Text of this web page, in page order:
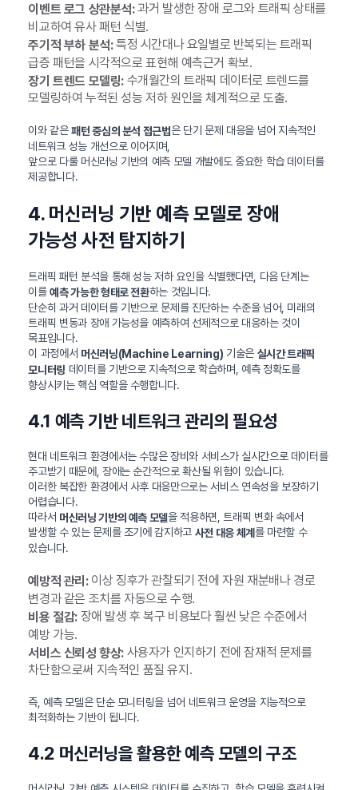
이벤트 로그 상관분석:과거 발생한 장애 로그와 트래픽 상태를
비교하여 유사 패턴 식별.
주기적 부하 분석:특정 시간대나 요일별로 반복되는 트래픽
급증 패턴을 시각적으로 표현해 예측근거 확보.
장기 트렌드 모델링:수개월간의 트래픽 데이터로 트렌드를
모델링하여 누적된 성능 저하 원인을 체계적으로 도출.
이와 같은패턴 중심의 분석 접근법은 단기 문제 대응을 넘어 지속적인
네트워크 성능 개선으로 이어지며,
앞으로 다룰 머신러닝 기반의 예측 모델 개발에도 중요한 학습 데이터를
제공합니다.
4. 머신러닝 기반 예측 모델로 장애
가능성 사전 탐지하기
트래픽 패턴 분석을 통해 성능 저하 요인을 식별했다면, 다음 단계는
이를예측 가능한 형태로 전환하는 것입니다.
단순히 과거 데이터를 기반으로 문제를 진단하는 수준을 넘어, 미래의
트래픽 변동과 장애 가능성을 예측하여 선제적으로 대응하는 것이
목표입니다.
이 과정에서 머신러닝(Machine Learning) 기술은 실시간 트래픽
모니터링 데이터를 기반으로 지속적으로 학습하며, 예측 정확도를
향상시키는 핵심 역할을 수행합니다.
4.1 예측 기반 네트워크 관리의 필요성
현대 네트워크 환경에서는 수많은 장비와 서비스가 실시간으로 데이터를
주고받기 때문에, 장애는 순간적으로 확산될 위험이 있습니다.
이러한 복잡한 환경에서 사후 대응만으로는 서비스 연속성을 보장하기
어렵습니다.
따라서 머신러닝 기반의 예측 모델을 적용하면, 트래픽 변화 속에서
발생할 수 있는 문제를 조기에 감지하고 사전 대응 체계 를 마련할 수
있습니다.
예방적 관리:이상 징후가 관찰되기 전에 자원 재분배나 경로
변경과 같은 조치를 자동으로 수행.
비용 절감:장애 발생 후 복구 비용보다 훨씬 낮은 수준에서
예방 가능.
서비스 신뢰성 향상:사용자가 인지하기 전에 잠재적 문제를
차단함으로써 지속적인 품질 유지.
즉, 예측 모델은 단순 모니터링을 넘어 네트워크 운영을 지능적으로
최적화하는 기반이 됩니다.
4.2 머신러닝을 활용한 예측 모델의 구조